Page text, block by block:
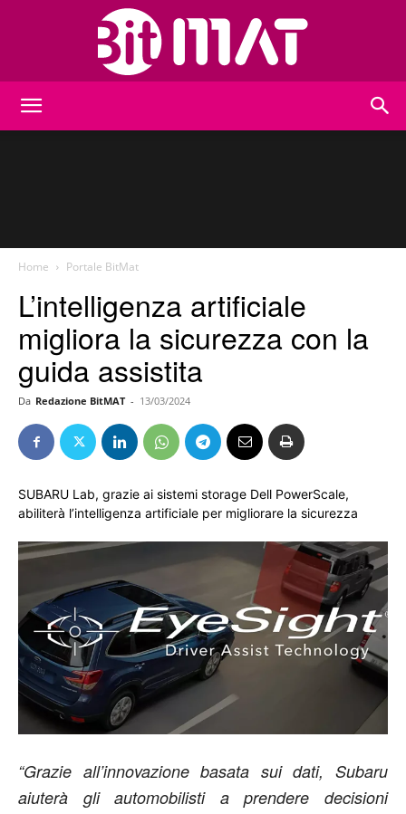
Home Portale BitMat
L’intelligenza artificiale
migliora la sicurezza con la
guida assistita
Da Redazione BitMAT - 13/03/2024
SUBARU Lab, grazie ai sistemi storage Dell PowerScale,
abiliterà l’intelligenza artificiale per migliorare la sicurezza
“Grazie all’innovazione basata sui dati, Subaru
aiuterà gli automobilisti a prendere decisioni